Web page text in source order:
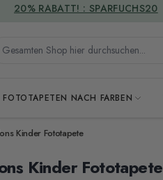
Shop hier durchsuchen...
FOTOTAPETEN NACH FARBEN
VERSANDKOSTENFREI
Kinder Fototapete
Kinder Fototapete